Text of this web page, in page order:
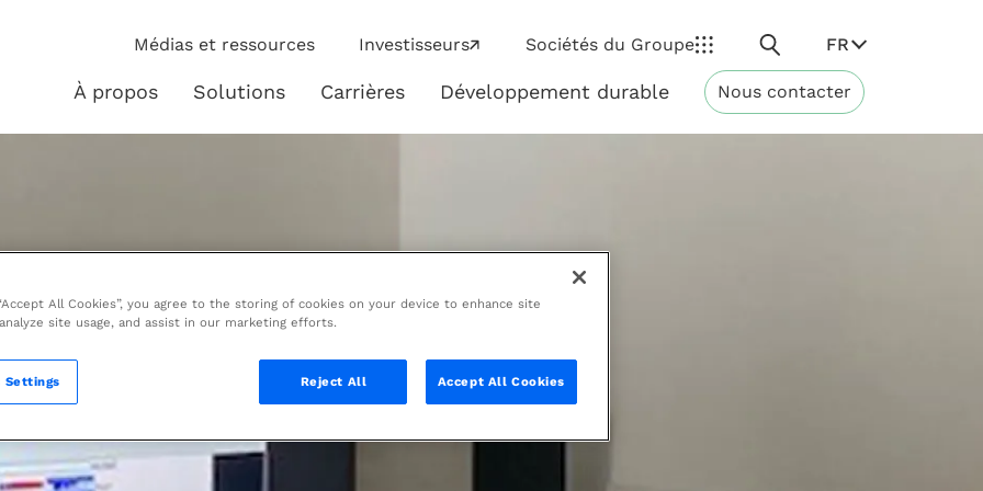
Médias et ressources Investisseurs Sociétés du Groupe
Rechercher
FR
À propos Solutions Solutions
Carrières Développement durable
Développement
durable
Nous contacter
All Cookies”, you agree to the storing of cookies on your device to enhance site
site usage, and assist in our marketing efforts.
Reject All Accept All Cookies
Settings